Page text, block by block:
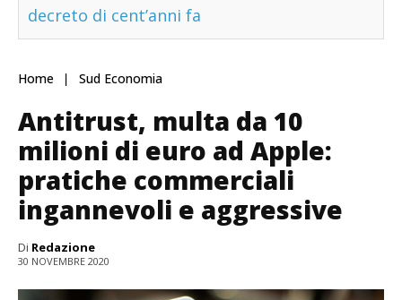
decreto di cent’anni fa
Home Sud Economia
Antitrust, multa da 10
milioni di euro ad Apple:
pratiche commerciali
ingannevoli e aggressive
Di Redazione
30 NOVEMBRE 2020